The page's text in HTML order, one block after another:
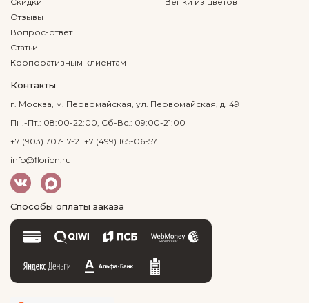
Отзывы
Вопрос-ответ
Статьи
Корпоративным клиентам
Контакты
г. Москва, м. Первомайская, ул. Первомайская, д. 49
Пн.-Пт.: 08:00-22:00, Сб-Вс.: 09:00-21:00
+7 (903) 707-17-21 +7 (499) 165-06-57
info@florion.ru
Способы оплаты заказа